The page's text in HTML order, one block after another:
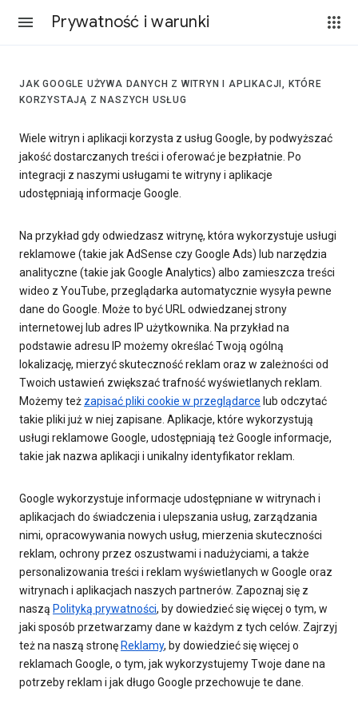
Prywatność i warunki
JAK GOOGLE UŻYWA DANYCH Z WITRYN I APLIKACJI, KTÓRE
KORZYSTAJĄ Z NASZYCH USŁUG
Wiele witryn i aplikacji korzysta z usług Google, by podwyższać
jakość dostarczanych treści i oferować je bezpłatnie. Po
integracji z naszymi usługami te witryny i aplikacje
udostępniają informacje Google.
Na przykład gdy odwiedzasz witrynę, która wykorzystuje usługi
reklamowe (takie jak AdSense czy Google Ads) lub narzędzia
analityczne (takie jak Google Analytics) albo zamieszcza treści
wideo z YouTube, przeglądarka automatycznie wysyła pewne
dane do Google. Może to być URL odwiedzanej strony
internetowej lub adres IP użytkownika. Na przykład na
podstawie adresu IP możemy określać Twoją ogólną
lokalizację, mierzyć skuteczność reklam oraz w zależności od
Twoich ustawień zwiększać trafność wyświetlanych reklam.
Możemy też zapisać pliki cookie w przeglądarce lub odczytać
takie pliki już w niej zapisane. Aplikacje, które wykorzystują
usługi reklamowe Google, udostępniają też Google informacje,
takie jak nazwa aplikacji i unikalny identyfikator reklam.
Google wykorzystuje informacje udostępniane w witrynach i
aplikacjach do świadczenia i ulepszania usług, zarządzania
nimi, opracowywania nowych usług, mierzenia skuteczności
reklam, ochrony przez oszustwami i nadużyciami, a także
personalizowania treści i reklam wyświetlanych w Google oraz
witrynach i aplikacjach naszych partnerów. Zapoznaj się z
naszą Polityką prywatności, by dowiedzieć się więcej o tym, w
jaki sposób przetwarzamy dane w każdym z tych celów. Zajrzyj
też na naszą stronę Reklamy, by dowiedzieć się więcej o
reklamach Google, o tym, jak wykorzystujemy Twoje dane na
potrzeby reklam i jak długo Google przechowuje te dane.